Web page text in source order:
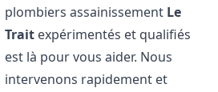
plombiers assainissement Le
Trait expérimentés et qualifiés
est là pour vous aider. Nous
intervenons rapidement et